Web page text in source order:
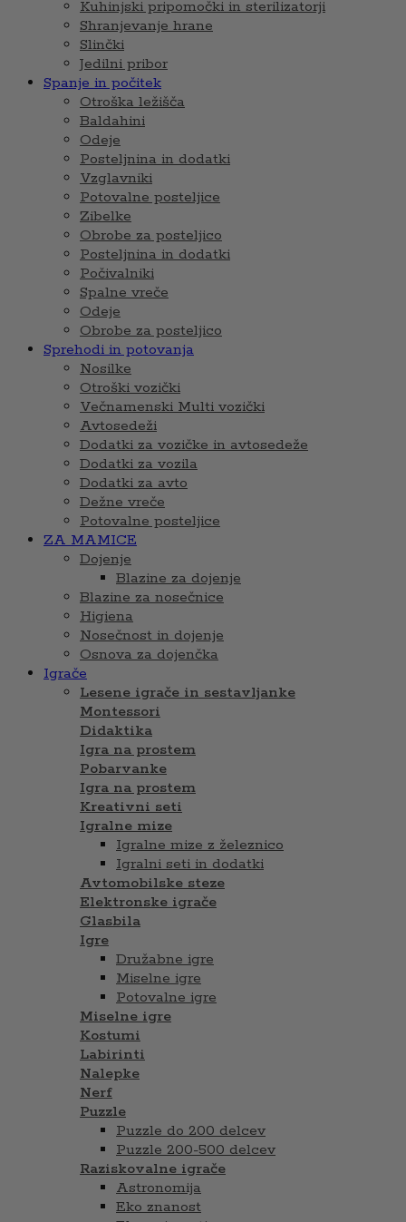
Kuhinjski pripomočki in sterilizatorji
Shranjevanje hrane
Slinčki
Jedilni pribor
Spanje in počitek
Otroška ležišča
Baldahini
Odeje
Posteljnina in dodatki
Vzglavniki
Potovalne posteljice
Zibelke
Obrobe za posteljico
Posteljnina in dodatki
Počivalniki
Spalne vreče
Odeje
Obrobe za posteljico
Sprehodi in potovanja
Nosilke
Otroški vozički
Večnamenski Multi vozički
Avtosedeži
Dodatki za vozičke in avtosedeže
Dodatki za vozila
Dodatki za avto
Dežne vreče
Potovalne posteljice
ZA MAMICE
Dojenje
Blazine za dojenje
Blazine za nosečnice
Higiena
Nosečnost in dojenje
Osnova za dojenčka
Igrače
Lesene igrače in sestavljanke
Montessori
Didaktika
Igra na prostem
Pobarvanke
Igra na prostem
Kreativni seti
Igralne mize
Igralne mize z železnico
Igralni seti in dodatki
Avtomobilske steze
Elektronske igrače
Glasbila
Igre
Družabne igre
Miselne igre
Potovalne igre
Miselne igre
Kostumi
Labirinti
Nalepke
Nerf
Puzzle
Puzzle do 200 delcev
Puzzle 200-500 delcev
Raziskovalne igrače
Astronomija
Eko znanost